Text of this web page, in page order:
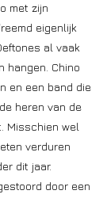
met zijn
eigenlijk
al vaak
hangen. Chino
en een band die
heren van de
Misschien wel
verduren
dit jaar.
door een